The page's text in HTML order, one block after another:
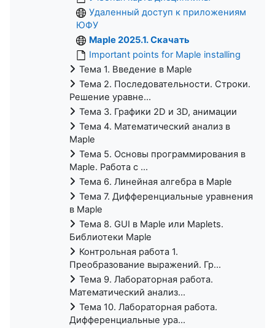
Удаленный доступ к приложениям
ЮФУ
Maple 2025.1. Скачать
Important points for Maple installing
Тема 1. Введение в Maple
Тема 2. Последовательности. Строки.
Решение уравне...
Тема 3. Графики 2D и 3D, анимации
Тема 4. Математический анализ в
Maple
Тема 5. Основы программирования в
Maple. Работа с ...
Тема 6. Линейная алгебра в Maple
Тема 7. Дифференциальные уравнения
в Maple
Тема 8. GUI в Maple или Maplets.
Библиотеки Maple
Контрольная работа 1.
Преобразование выражений. Гр...
Тема 9. Лабораторная работа.
Математический анализ...
Тема 10. Лабораторная работа.
Дифференциальные ура...